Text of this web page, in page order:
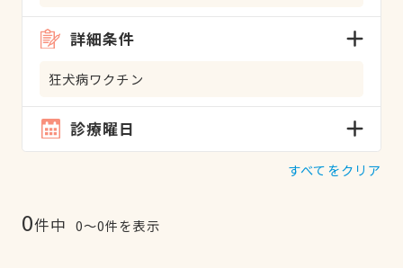
詳細条件
狂犬病ワクチン
診療曜日
すべてをクリア
0件中 0〜0件を表示